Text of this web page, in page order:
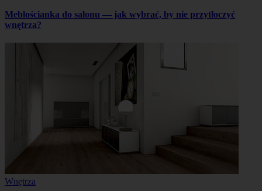
Meblościanka do salonu — jak wybrać, by nie przytłoczyć
wnętrza?
Wnętrza